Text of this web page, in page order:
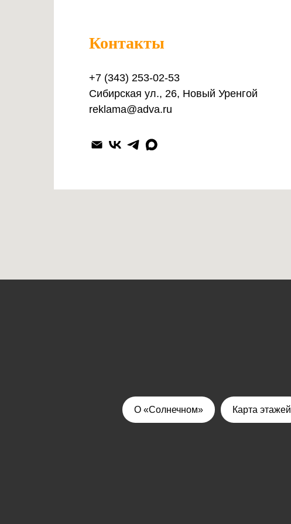
Контакты
+7 (343) 253-02-53
Сибирская ул., 26, Новый Уренгой
reklama@adva.ru
О «Солнечном» Карта этажей